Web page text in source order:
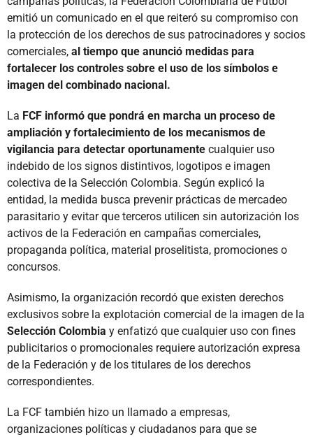
emitió un comunicado en el que reiteró su compromiso con
la protección de los derechos de sus patrocinadores y socios
comerciales, al tiempo que anunció medidas para
fortalecer los controles sobre el uso de los símbolos e
imagen del combinado nacional.
La FCF informó que pondrá en marcha un proceso de
ampliación y fortalecimiento de los mecanismos de
vigilancia para detectar oportunamente cualquier uso
indebido de los signos distintivos, logotipos e imagen
colectiva de la Selección Colombia. Según explicó la
entidad, la medida busca prevenir prácticas de mercadeo
parasitario y evitar que terceros utilicen sin autorización los
activos de la Federación en campañas comerciales,
propaganda política, material proselitista, promociones o
concursos.
Asimismo, la organización recordó que existen derechos
exclusivos sobre la explotación comercial de la imagen de la
Selección Colombia y enfatizó que cualquier uso con fines
publicitarios o promocionales requiere autorización expresa
de la Federación y de los titulares de los derechos
correspondientes.
La FCF también hizo un llamado a empresas,
organizaciones políticas y ciudadanos para que se